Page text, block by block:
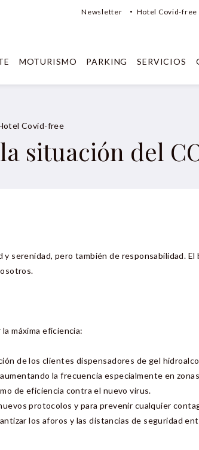
Newsletter Hotel Covid-free
MOTURISMO PARKING SERVICIOS
Covid-free
situación del
serenidad, pero también de responsabilidad.
máxima eficiencia:
de los clientes dispensadores de gel
la frecuencia especialmente en
de eficiencia contra el nuevo virus.
protocolos y para prevenir cualquier
los aforos y las distancias de seguridad